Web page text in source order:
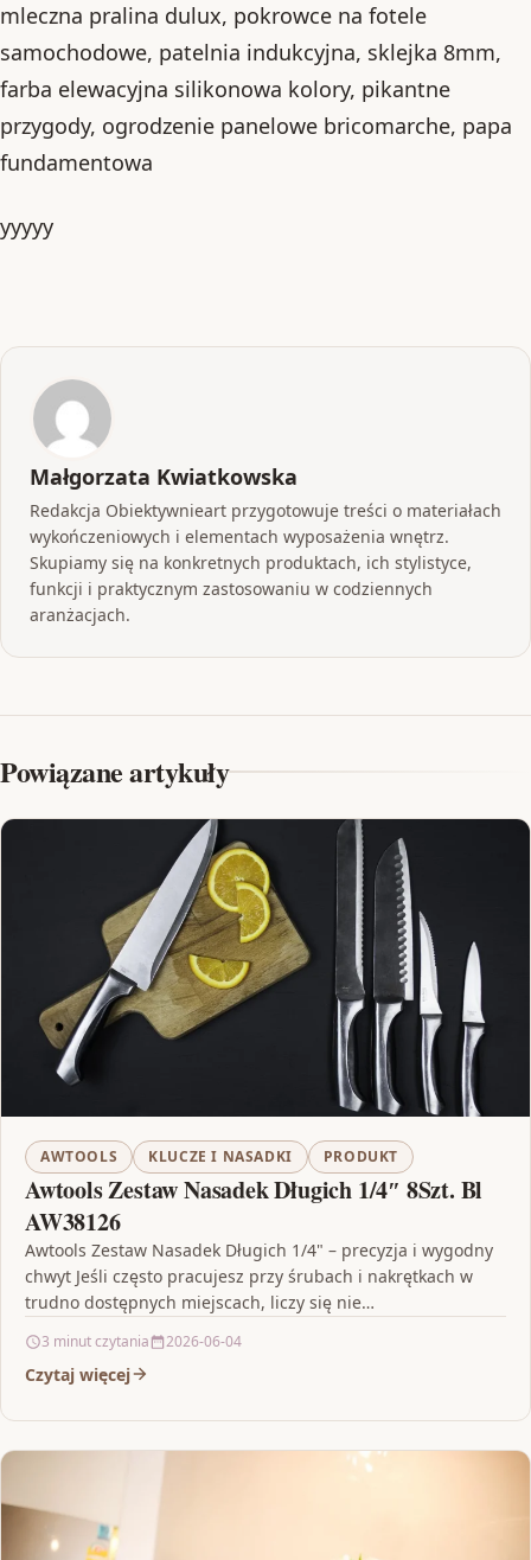
mleczna pralina dulux, pokrowce na fotele
samochodowe, patelnia indukcyjna, sklejka 8mm,
farba elewacyjna silikonowa kolory, pikantne
przygody, ogrodzenie panelowe bricomarche, papa
fundamentowa
yyyyy
Małgorzata Kwiatkowska
Redakcja Obiektywnieart przygotowuje treści o materiałach
wykończeniowych i elementach wyposażenia wnętrz.
Skupiamy się na konkretnych produktach, ich stylistyce,
funkcji i praktycznym zastosowaniu w codziennych
aranżacjach.
Powiązane artykuły
AWTOOLS KLUCZE I NASADKI PRODUKT
Awtools Zestaw Nasadek Długich 1/4″ 8Szt. Bl
AW38126
Awtools Zestaw Nasadek Długich 1/4" – precyzja i wygodny
chwyt Jeśli często pracujesz przy śrubach i nakrętkach w
trudno dostępnych miejscach, liczy się nie…
3 minut czytania 2026-06-04
Czytaj więcej